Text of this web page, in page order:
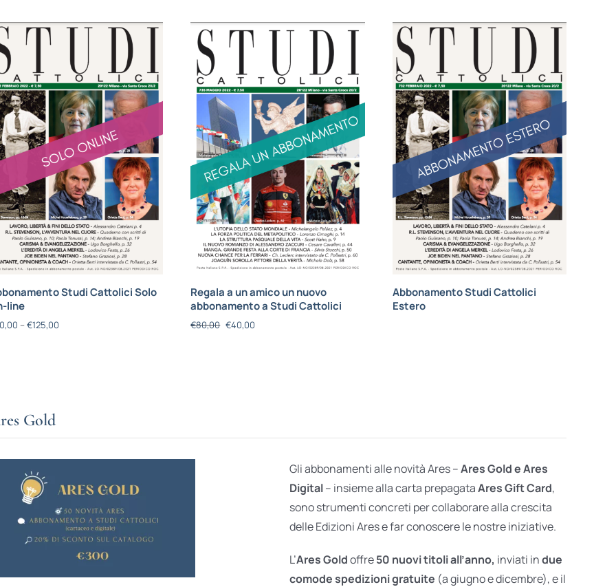
Studi Cattolici Solo
line
– €125,00
Regala a un amico un nuovo
abbonamento a Studi Cattolici
€80,00 €40,00
Abbonamento Studi Cattolici
Estero
Gold
Gli abbonamenti alle novità Ares –Ares Gold e Ares
Digital– insieme alla carta prepagataAres Gift Card,
sono strumenti concreti per collaborare alla crescita
delle Edizioni Ares e far conoscere le nostre iniziative.
L’Ares Goldoffre50 nuovi titoli all’anno, inviati indue
comode spedizioni gratuite (a giugno e dicembre), e il